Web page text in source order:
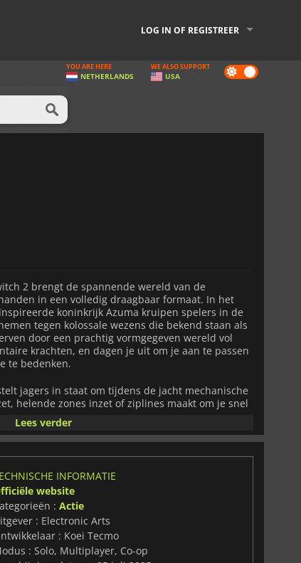
LOG IN OF REGISTREER
Dark
mode
YOU ARE HERE
NETHERLANDS
WE ALSO SUPPORT
USA
2 brengt de spannende wereld van de
in een volledig draagbaar formaat. In het
koninkrijk Azuma kruipen spelers in de
tegen kolossale wezens die bekend staan als
door een prachtig vormgegeven wereld vol
krachten, en dagen je uit om je aan te passen
te bedenken.
jagers in staat om tijdens de jacht mechanische
helende zones inzet of ziplines maakt om je snel
biedt een nieuwe laag tactische diepgang aan
ook acht verschillende wapentypes
stijl en aanpassingsmogelijkheden, waaronder
uitrusting zoals de Karakuri Katana en Bladed
vier spelers in naadloze coöperatieve multiplayer,
in de oorspronkelijke game. Hoewel het spel
voor Nintendo Switch 2, biedt het een
is aan het origineel, inclusief alle eerdere
versie biedt geen ondersteuning voor cross-
Lees verder
INFORMATIE
website
: Actie
: Electronic Arts
: Koei Tecmo
: Solo, Multiplayer, Co-op